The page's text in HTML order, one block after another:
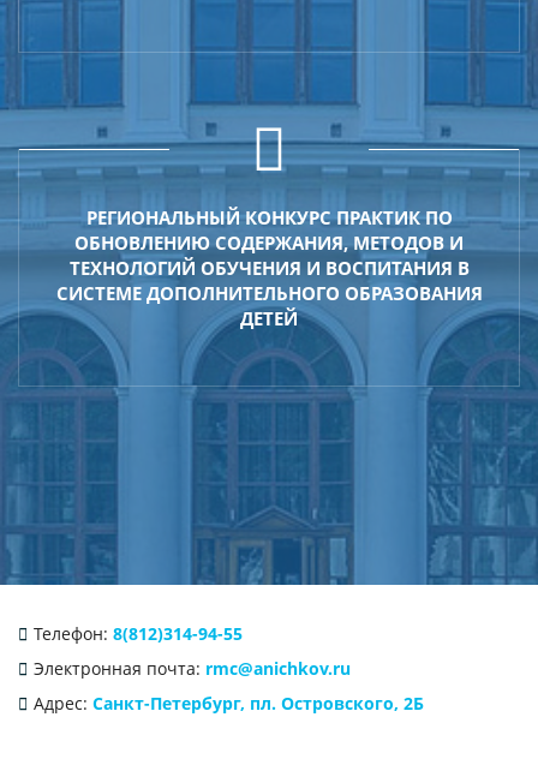
РЕГИОНАЛЬНЫЙ КОНКУРС ПРАКТИК ПО
ОБНОВЛЕНИЮ СОДЕРЖАНИЯ, МЕТОДОВ И
ТЕХНОЛОГИЙ ОБУЧЕНИЯ И ВОСПИТАНИЯ В
СИСТЕМЕ ДОПОЛНИТЕЛЬНОГО ОБРАЗОВАНИЯ
ДЕТЕЙ
Телефон: 8(812)314-94-55
Электронная почта: rmc@anichkov.ru
Адрес: Санкт-Петербург, пл. Островского, 2Б